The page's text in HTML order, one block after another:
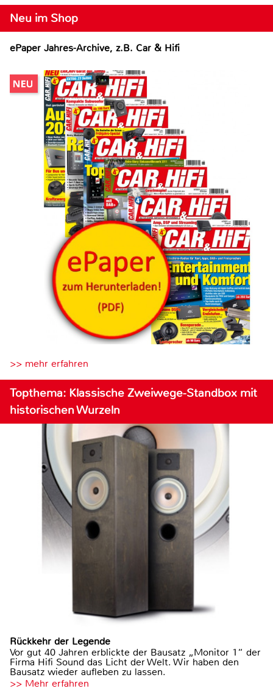
Neu im Shop
ePaper Jahres-Archive, z.B. Car & Hifi
>> mehr erfahren
Topthema: Klassische Zweiwege-Standbox mit
historischen Wurzeln
Rückkehr der Legende
Vor gut 40 Jahren erblickte der Bausatz „Monitor 1“ der
Firma Hifi Sound das Licht der Welt. Wir haben den
Bausatz wieder aufleben zu lassen.
>> Mehr erfahren